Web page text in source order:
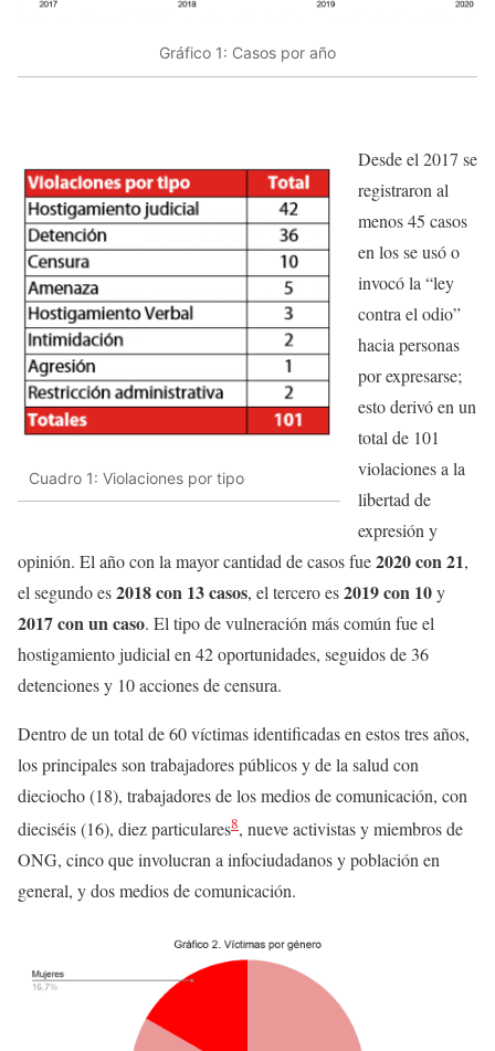
Gráfico 1: Casos por año
Cuadro 1: Violaciones por tipo
Desde el 2017 se
registraron al
menos 45 casos
en los se usó o
invocó la “ley
contra el odio”
hacia personas
por expresarse;
esto derivó en un
total de 101
violaciones a la
libertad de
expresión y
opinión. El año con la mayor cantidad de casos fue2020 con 21,
el segundo es2018 con 13 casos, el tercero es2019 con 10y
2017 con un caso. El tipo de vulneración más común fue el
hostigamiento judicial en 42 oportunidades, seguidos de 36
detenciones y 10 acciones de censura.
Dentro de un total de 60 víctimas identificadas en estos tres años,
los principales son trabajadores públicos y de la salud con
dieciocho (18), trabajadores de los medios de comunicación, con
dieciséis (16), diez particulares8, nueve activistas y miembros de
ONG, cinco que involucran a infociudadanos y población en
general, y dos medios de comunicación.